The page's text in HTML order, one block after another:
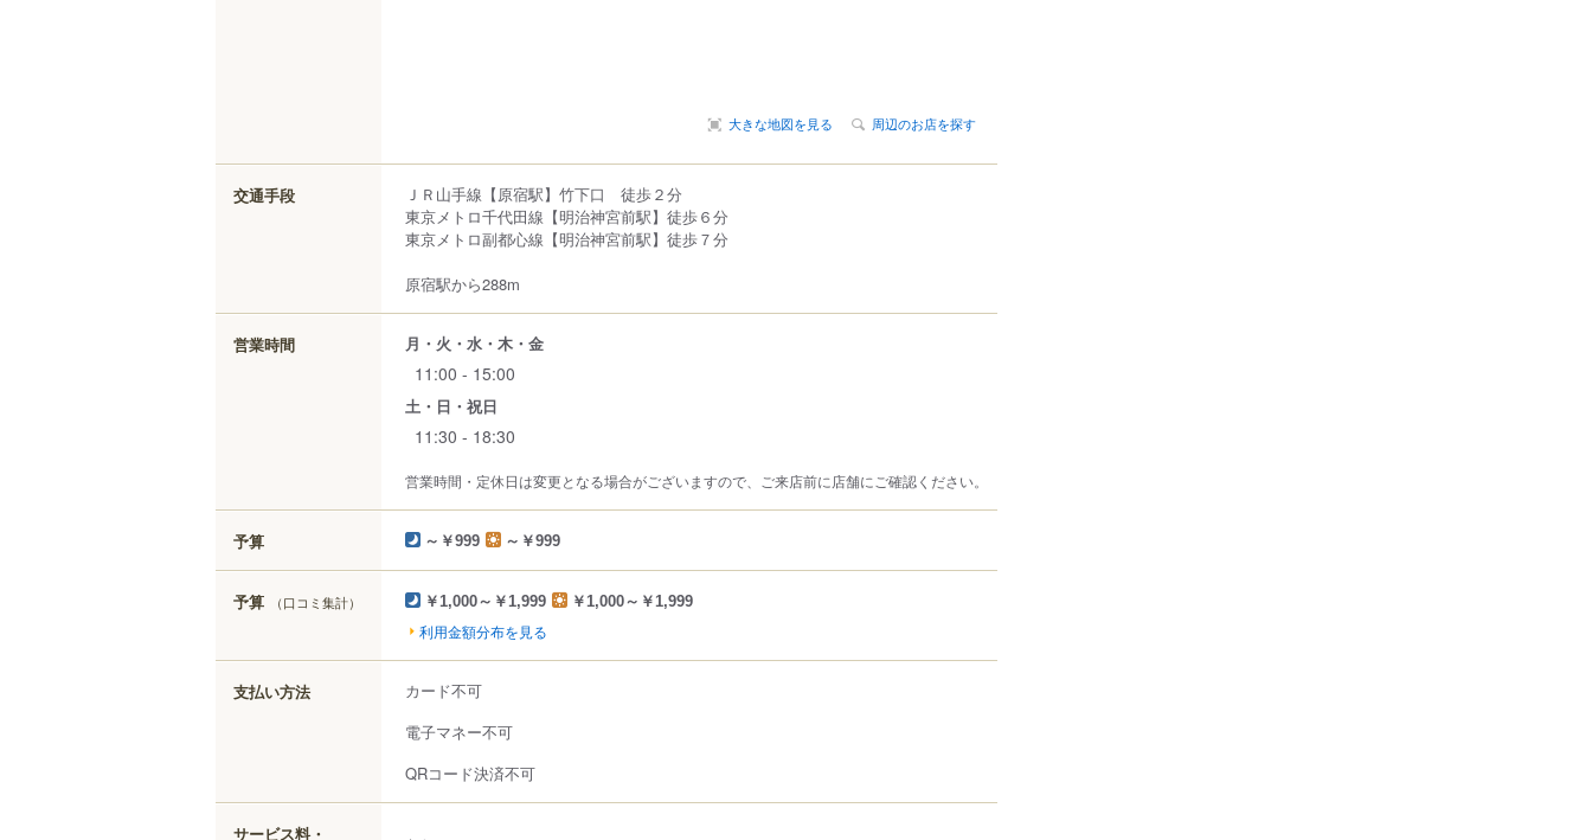
大きな地図を見る 周辺のお店を探す
交通手段
ＪＲ山手線【原宿駅】竹下口 徒歩２分
東京メトロ千代田線【明治神宮前駅】徒歩６分
東京メトロ副都心線【明治神宮前駅】徒歩７分
原宿駅から288m
営業時間 月・火・水・木・金
11:00 - 15:00
土・日・祝日
11:30 - 18:30
営業時間・定休日は変更となる場合がございますので、ご来店前に店舗にご確認ください。
予算 ～￥999 ～￥999
予算 （口コミ集計） ￥1,000～￥1,999 ￥1,000～￥1,999
利用金額分布を見る
支払い方法
カード不可
電子マネー不可
QRコード決済不可
サービス料・